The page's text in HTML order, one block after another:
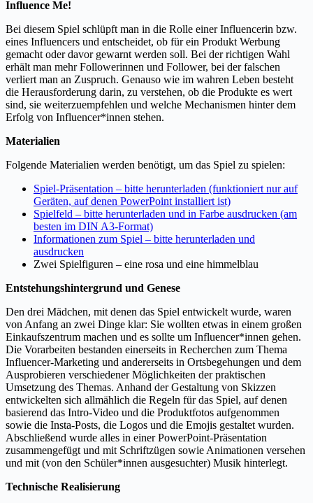
Influence Me!
Bei diesem Spiel schlüpft man in die Rolle einer Influencerin bzw.
eines Influencers und entscheidet, ob für ein Produkt Werbung
gemacht oder davor gewarnt werden soll. Bei der richtigen Wahl
erhält man mehr Followerinnen und Follower, bei der falschen
verliert man an Zuspruch. Genauso wie im wahren Leben besteht
die Herausforderung darin, zu verstehen, ob die Produkte es wert
sind, sie weiterzuempfehlen und welche Mechanismen hinter dem
Erfolg von Influencer*innen stehen.
Materialien
Folgende Materialien werden benötigt, um das Spiel zu spielen:
Spiel-Präsentation – bitte herunterladen (funktioniert nur auf
Geräten, auf denen PowerPoint installiert ist)
Spielfeld – bitte herunterladen und in Farbe ausdrucken (am
besten im DIN A3-Format)
Informationen zum Spiel – bitte herunterladen und
ausdrucken
Zwei Spielfiguren – eine rosa und eine himmelblau
Entstehungshintergrund und Genese
Den drei Mädchen, mit denen das Spiel entwickelt wurde, waren
von Anfang an zwei Dinge klar: Sie wollten etwas in einem großen
Einkaufszentrum machen und es sollte um Influencer*innen gehen.
Die Vorarbeiten bestanden einerseits in Recherchen zum Thema
Influencer-Marketing und andererseits in Ortsbegehungen und dem
Ausprobieren verschiedener Möglichkeiten der praktischen
Umsetzung des Themas. Anhand der Gestaltung von Skizzen
entwickelten sich allmählich die Regeln für das Spiel, auf denen
basierend das Intro-Video und die Produktfotos aufgenommen
sowie die Insta-Posts, die Logos und die Emojis gestaltet wurden.
Abschließend wurde alles in einer PowerPoint-Präsentation
zusammengefügt und mit Schriftzügen sowie Animationen versehen
und mit (von den Schüler*innen ausgesuchter) Musik hinterlegt.
Technische Realisierung